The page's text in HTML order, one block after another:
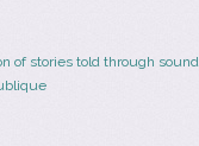
of stories told through sound.